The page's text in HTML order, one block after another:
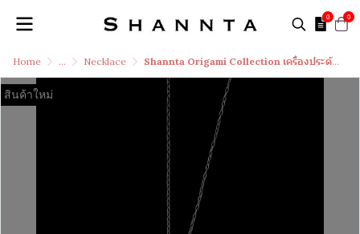
0 0
Home ... Necklace Shannta Origami Collection เครื่องประดับเงินแท้ 99.99% สัตว์มงคล Handcraft มังกร
สินค้าใหม่